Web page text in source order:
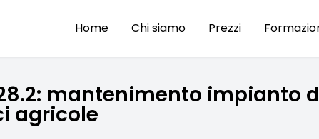
Home Chi siamo Prezzi
mantenimento impianto
agricole